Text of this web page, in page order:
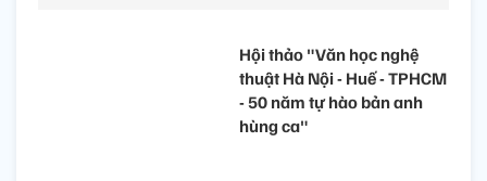
Hội thảo "Văn học nghệ
thuật Hà Nội - Huế - TPHCM
- 50 năm tự hào bản anh
hùng ca"